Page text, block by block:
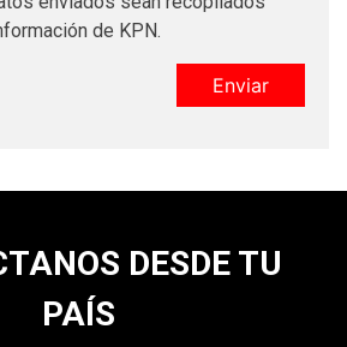
de KPN.
DESDE TU
PAÍS